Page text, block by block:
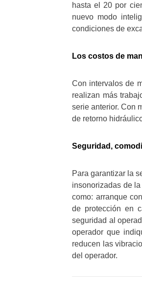
hasta el 20 por
nuevo modo
condiciones de
Los costos de
Con intervalos de
realizan más
serie anterior. Con
de retorno
Seguridad,
Para garantizar la
insonorizadas de
como: arranque
de protección en
seguridad al
operador que
reducen las
del operador.